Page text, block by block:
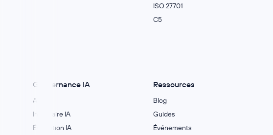
ISO 27701
C5
Gouvernance IA
AIMS
Inventaire IA
Évaluation IA
Ressources
Blog
Guides
Événements